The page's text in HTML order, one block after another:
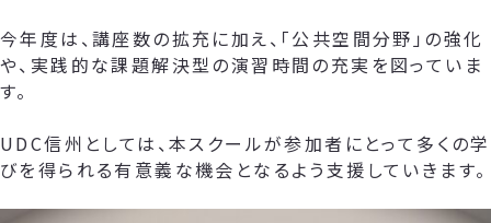
今年度は、講座数の拡充に加え、「公共空間分野」の強化
や、実践的な課題解決型の演習時間の充実を図っていま
す。
UDC信州としては、本スクールが参加者にとって多くの学
びを得られる有意義な機会となるよう支援していきます。